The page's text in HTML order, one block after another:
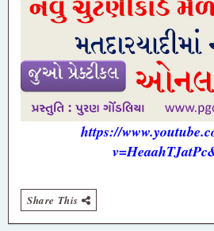
https://
Share This